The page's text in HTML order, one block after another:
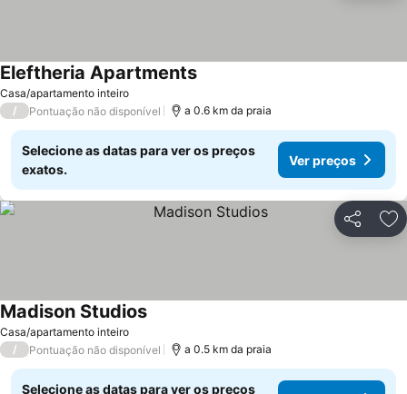
Casa/apartamento inteiro
Eleftheria Apartments
/ Pontuação não disponível a 0.6 km da praia
Selecione as datas para ver os preços
exatos.
Ver preços
Partilhar
Casa/apartamento inteiro
Madison Studios
/ Pontuação não disponível a 0.5 km da praia
Selecione as datas para ver os preços